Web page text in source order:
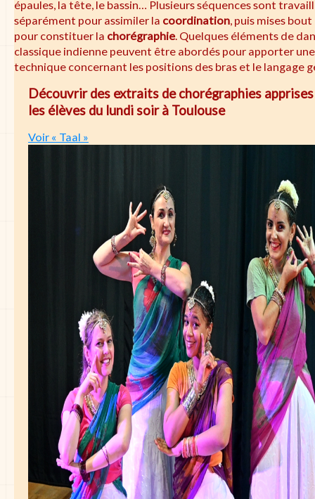
épaules, la tête, le bassin… Plusieurs séquences sont
séparément pour assimiler la coordination, puis mises
pour constituer la chorégraphie. Quelques éléments de
classique indienne peuvent être abordés pour apporter
technique concernant les positions des bras et le langage
Découvrir des extraits de chorégraphies
les élèves du lundi soir à Toulouse
Voir « Taal »